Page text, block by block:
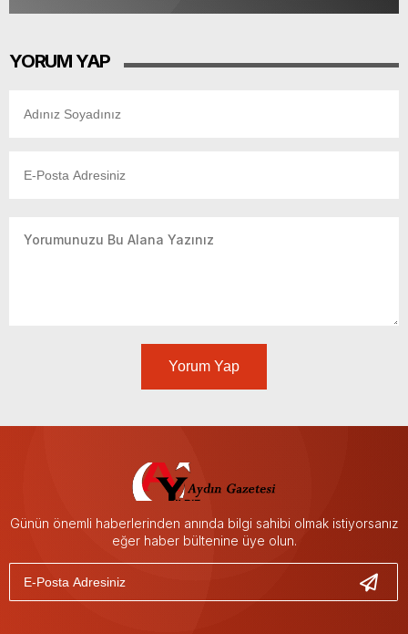
YORUM YAP
Yorum Yap
Günün önemli haberlerinden anında bilgi sahibi olmak istiyorsanız
eğer haber bültenine üye olun.